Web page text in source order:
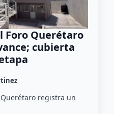
Foro Querétaro
cubierta
registra un